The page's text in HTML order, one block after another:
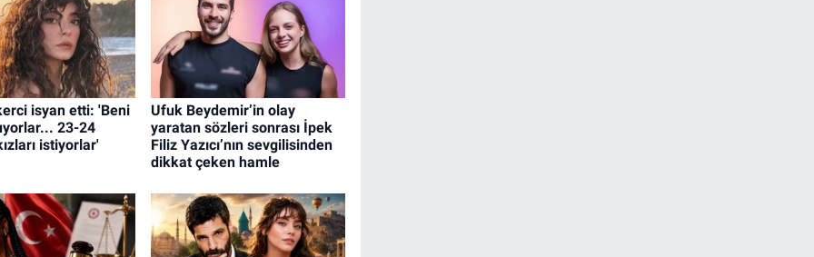
isyan etti: 'Beni
23-24
istiyorlar'
Ufuk Beydemir’in olay
yaratan sözleri sonrası İpek
Filiz Yazıcı’nın sevgilisinden
dikkat çeken hamle